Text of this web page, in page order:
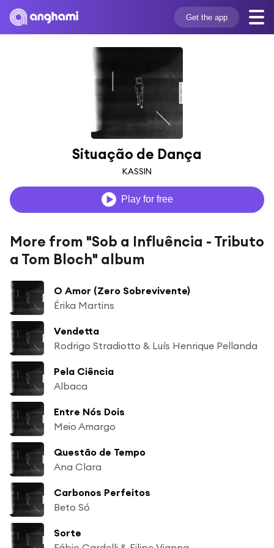
Get the app
Situação de Dança
KASSIN
Play for free
More from "Sob a Influência - Tributo
a Tom Bloch" album
O Amor (Zero Sobrevivente)
Érika Martins
Vendetta
Rodrigo Stradiotto & Luís Henrique Pellanda
Pela Ciência
Albaca
Entre Nós Dois
Meio Amargo
Questão de Tempo
Ana Clara
Carbonos Perfeitos
Beto Só
Sorte